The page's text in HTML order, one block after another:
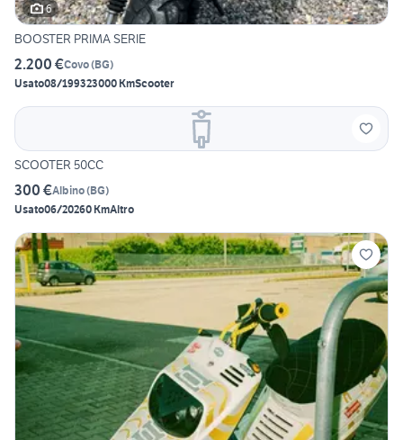
6
BOOSTER PRIMA SERIE
2.200 €Covo(BG)
Usato08/199323000 KmScooter
SCOOTER 50CC
300 €Albino(BG)
Usato06/20260 KmAltro